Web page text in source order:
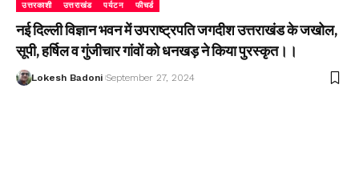
उत्तरकाशी उत्तराखंड पर्यटन फीचर्ड
नई दिल्ली विज्ञान भवन में उपराष्ट्रपति जगदीश उत्तराखंड के जखोल,
सूपी, हर्षिल व गुंजीचार गांवों को धनखड़ ने किया पुरस्कृत।।
Lokesh Badoni September 27, 2024